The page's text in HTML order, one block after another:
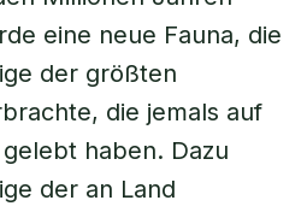
eine neue Fauna, die
der größten
die jemals auf
haben. Dazu
der an Land